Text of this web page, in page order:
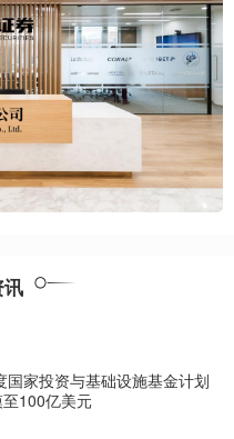
国家投资与基础设施基金计划
100亿美元